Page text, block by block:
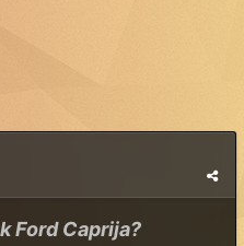
Ford Caprija?